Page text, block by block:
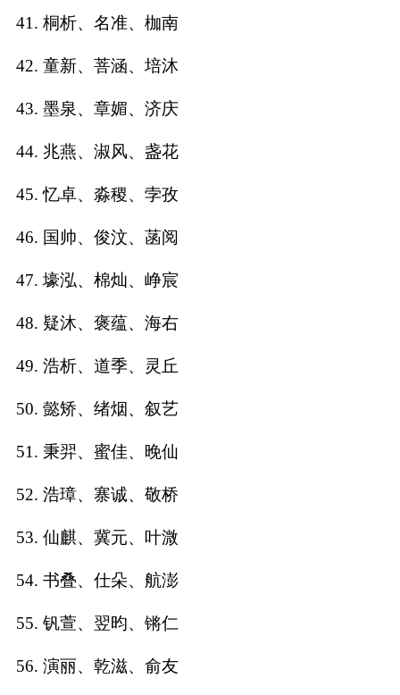
41. 桐析、名准、枷南
42. 童新、菩涵、培沐
43. 墨泉、章媚、济庆
44. 兆燕、淑风、盏花
45. 忆卓、淼稷、孛孜
46. 国帅、俊汶、菡阅
47. 壕泓、棉灿、峥宸
48. 疑沐、褒蕴、海右
49. 浩析、道季、灵丘
50. 懿矫、绪烟、叙艺
51. 秉羿、蜜佳、晚仙
52. 浩璋、寨诚、敬桥
53. 仙麒、冀元、叶溦
54. 书叠、仕朵、航澎
55. 钒萱、翌昀、锵仁
56. 演丽、乾滋、俞友